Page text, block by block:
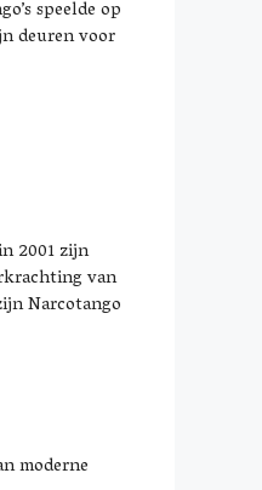
speelde op
deuren voor
2001 zijn
van
Narcotango
moderne